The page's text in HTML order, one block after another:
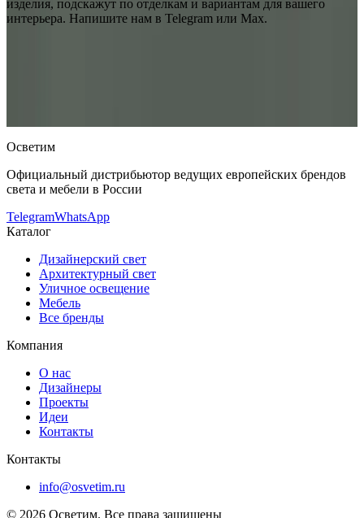
изделия, подскажут по отделкам и вариантам для вашего
интерьера. Напишите нам в Telegram или Max.
Осветим
Официальный дистрибьютор ведущих европейских брендов
света и мебели в России
TelegramWhatsApp
Каталог
Дизайнерский свет
Архитектурный свет
Уличное освещение
Мебель
Все бренды
Компания
О нас
Дизайнеры
Проекты
Идеи
Контакты
Контакты
info@osvetim.ru
© 2026 Осветим. Все права защищены